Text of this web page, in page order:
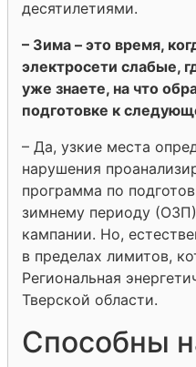
десятилетиями.
– Зима – это время,
электросети слабые,
уже знаете, на что
подготовке к
– Да, узкие места
нарушения
программа по
зимнему периоду
кампании. Но,
в пределах лимитов,
Региональная
Тверской области.
Способны